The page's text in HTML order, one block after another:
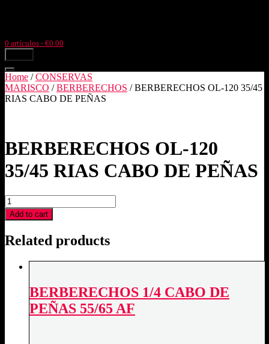
0 artículos - €0.00
Home /CONSERVAS
MARISCO /BERBERECHOS / BERBERECHOS OL-120 35/45
RIAS CABO DE PEÑAS
BERBERECHOS OL-120
35/45 RIAS CABO DE PEÑAS
BERBERECHOS
OL-
120
RIAS
quantity
Add to cart
Related products
BERBERECHOS 1/4 CABO DE
PEÑAS 55/65 AF